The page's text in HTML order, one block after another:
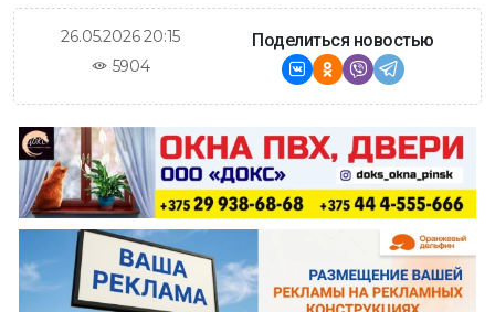
26.05.2026 20:15
5904
Поделиться новостью